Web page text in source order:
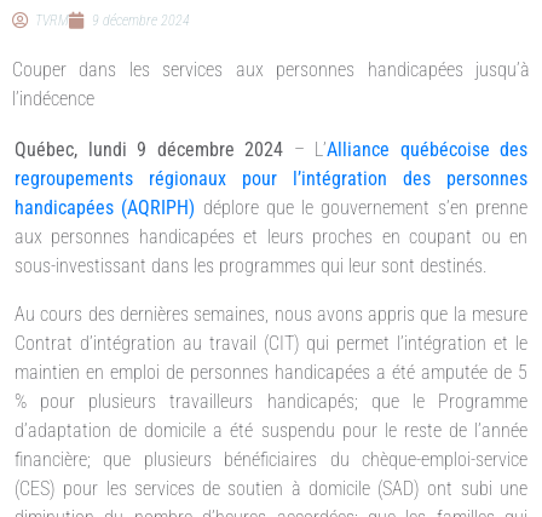
TVRM 9 décembre 2024
Couper dans les services aux personnes handicapées jusqu’à
l’indécence
Québec, lundi 9 décembre 2024 – L’Alliance québécoise des
regroupements régionaux pour l’intégration des personnes
handicapées (AQRIPH) déplore que le gouvernement s’en prenne
aux personnes handicapées et leurs proches en coupant ou en
sous-investissant dans les programmes qui leur sont destinés.
Au cours des dernières semaines, nous avons appris que la mesure
Contrat d’intégration au travail (CIT) qui permet l’intégration et le
maintien en emploi de personnes handicapées a été amputée de 5
% pour plusieurs travailleurs handicapés; que le Programme
d’adaptation de domicile a été suspendu pour le reste de l’année
financière; que plusieurs bénéficiaires du chèque-emploi-service
(CES) pour les services de soutien à domicile (SAD) ont subi une